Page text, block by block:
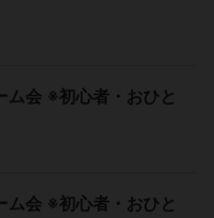
会 ※初心者・おひと
会 ※初心者・おひと